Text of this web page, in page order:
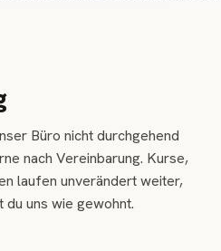
Büro nicht durchgehend
nach Vereinbarung. Kurse,
laufen unverändert weiter,
uns wie gewohnt.
1 PLATZ FREI
· 30 h · ab September